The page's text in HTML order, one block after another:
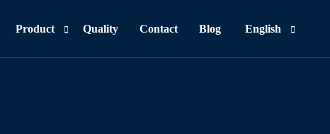
Product Quality Contact Blog English